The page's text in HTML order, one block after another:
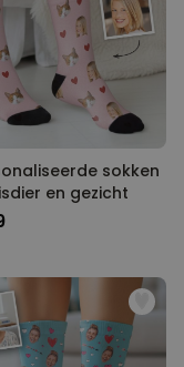
Meer dan
11.600
gekocht
Meer dan
13.900keer
gekocht
sokken
en gezicht